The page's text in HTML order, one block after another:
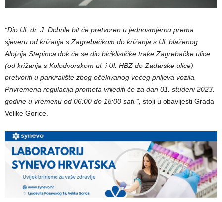
“Dio Ul. dr. J. Dobrile bit će pretvoren u jednosmjernu prema
sjeveru od križanja s Zagrebačkom do križanja s Ul. blaženog
Alojzija Stepinca dok će se dio biciklističke trake Zagrebačke ulice
(od križanja s Kolodvorskom ul. i Ul. HBZ do Zadarske ulice)
pretvoriti u parkiralište zbog očekivanog većeg priljeva vozila.
Privremena regulacija prometa vrijediti će za dan 01. studeni 2023.
godine u vremenu od 06:00 do 18:00 sati.”, stoji u obavijesti Grada
Velike Gorice.